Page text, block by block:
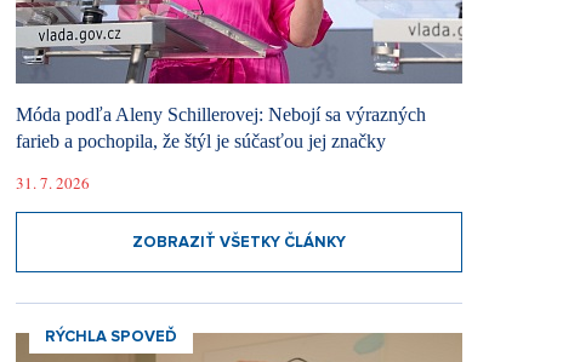
Móda podľa Aleny Schillerovej: Nebojí sa výrazných
farieb a pochopila, že štýl je súčasťou jej značky
31. 7. 2026
ZOBRAZIŤ VŠETKY ČLÁNKY
RÝCHLA SPOVEĎ